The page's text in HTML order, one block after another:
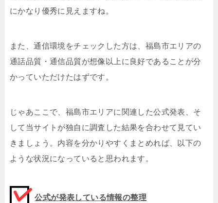
にかなり優秀に見えますね。
また、通信環境をチェックした方は、福島市エリアの
通話品質・通信品質が想像以上に良好であることが分
かっていただけたはずです。
じゃあここで、福島市エリアに関連した公式発表、そ
して当サイトが独自に調査した結果を合わせて見てい
きましょう。内容を分かりやすくまとめれば、以下の
ような状況になっていると思われます。
公式が発表している情報の整理